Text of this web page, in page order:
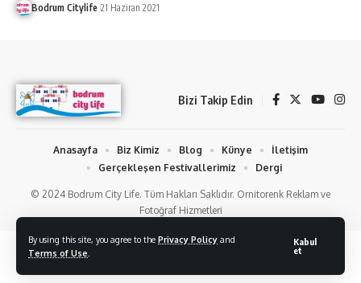
By using this site, you agree to the Privacy Policy and
Terms of Use
Kabul
et
Bodrum Citylife 21 Haziran 2021
Bizi Takip Edin
© 2024 Bodrum City Life. Tüm Hakları Saklıdır. Ornitorenk Reklam ve
Fotoğraf Hizmetleri
Anasayfa Biz Kimiz Blog Künye
İletişim
Gerçekleşen Festivallerimiz
Dergi